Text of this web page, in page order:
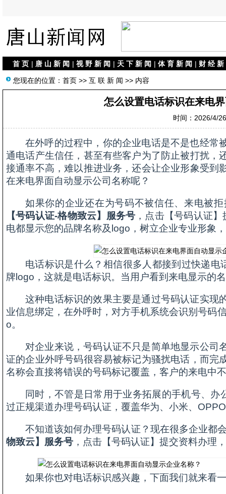
首 页 | 唐 山 新 闻 | 视 野 新 闻 | 天 下 新 闻 | 体 育 新 闻 | 财 经 新
您现在的位置： 首页 >> 互 联 新 闻 >> 内容
怎么设置电话标识在来电
时间：2026/4/
在外呼的过程中，你的企业电话是不是也经常
通电话产生信任，甚至有些客户为了防止被打扰，
接通率不高，难以推进业务，还会让企业形象受到
在来电界面自动显示公司名称呢？
如果你的企业还在为号码不被信任、来电被
【号码认证-格物致云】服务号 ，点击【号码认证
电都显示您的品牌名称及logo，树立企业专业形象
电话标识是什么？相信很多人都接到过快递电
牌logo，这就是电话标识。当用户看到来电显示的
这种电话标识的效果主要是通过号码认证实现
业信息绑定，在外呼时，对方手机系统会识别号码
o。
对企业来说，号码认证不只是简单地显示公司
证的企业外呼号码很容易被标记为骚扰电话，而完
名称会直接将错误的号码标记覆盖，客户的来电中
同时，不管是日常用于业务拓展的手机号、
过正规渠道办理号码认证，覆盖华为、小米、
不知道该如何办理号码认证？现在很多企业都
物致云】服务号 ，点击【号码认证】提交资料办理
如果你也对电话标识感兴趣，下面我们就来看